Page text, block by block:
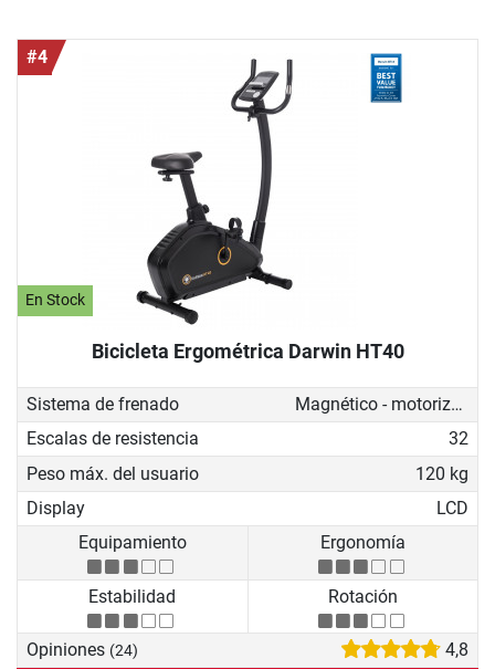
#4
En Stock
Bicicleta Ergométrica Darwin HT40
Sistema de frenado
Magnético - motorizado
Escalas de resistencia
32
Peso máx. del usuario
120 kg
Display
LCD
Equipamiento
Ergonomía
Estabilidad Rotación
Opiniones (24) 4,8